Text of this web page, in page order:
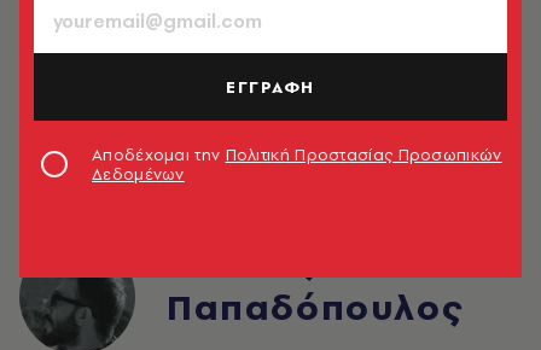
Παπαδόπουλος
ΕΓΓΡΑΦΗ
Αποδέχομαι την Πολιτική Προστασίας Προσωπικών
Δεδομένων